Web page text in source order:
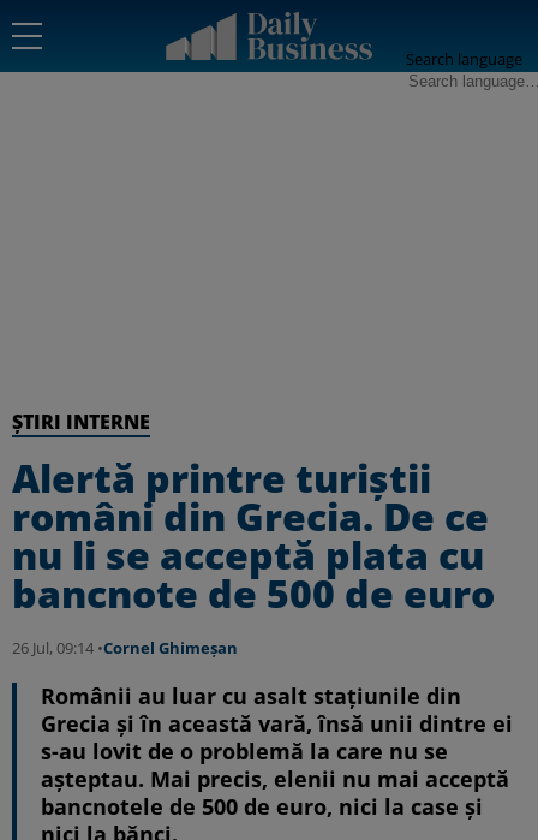
Search language
ȘTIRI INTERNE
Alertă printre turiştii
români din Grecia. De ce
nu li se acceptă plata cu
bancnote de 500 de euro
26 Jul, 09:14 •Cornel Ghimeșan
Românii au luar cu asalt staţiunile din
Grecia şi în această vară, însă unii dintre ei
s-au lovit de o problemă la care nu se
aşteptau. Mai precis, elenii nu mai acceptă
bancnotele de 500 de euro, nici la case şi
nici la bănci.